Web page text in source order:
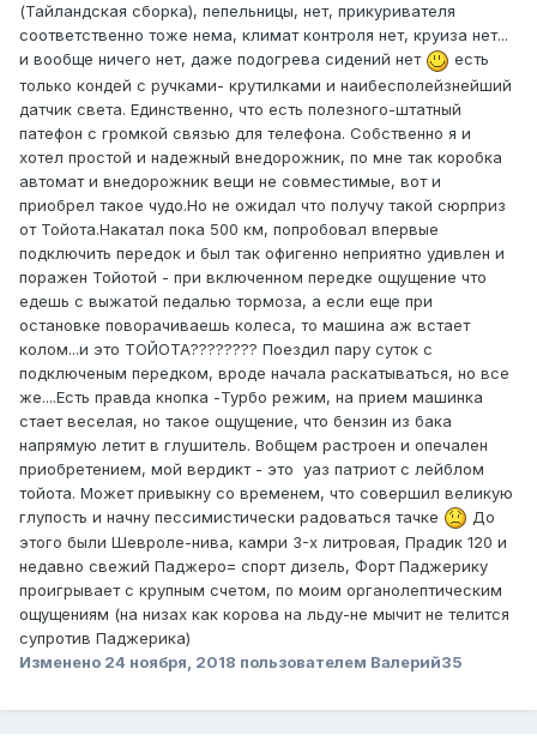
(Тайландская сборка), пепельницы, нет, прикуривателя
соответственно тоже нема, климат контроля нет, круиза нет...
и вообще ничего нет, даже подогрева сидений нет
есть
только кондей с ручками- крутилками и наибесполейзнейший
датчик света. Единственно, что есть полезного-штатный
патефон с громкой связью для телефона. Собственно я и
хотел простой и надежный внедорожник, по мне так коробка
автомат и внедорожник вещи не совместимые, вот и
приобрел такое чудо.Но не ожидал что получу такой сюрприз
от Тойота.Накатал пока 500 км, попробовал впервые
подключить передок и был так офигенно неприятно удивлен и
поражен Тойотой - при включенном передке ощущение что
едешь с выжатой педалью тормоза, а если еще при
остановке поворачиваешь колеса, то машина аж встает
колом...и это ТОЙОТА???????? Поездил пару суток с
подключеным передком, вроде начала раскатываться, но все
же....Есть правда кнопка -Турбо режим, на прием машинка
стает веселая, но такое ощущение, что бензин из бака
напрямую летит в глушитель. Вобщем растроен и опечален
приобретением, мой вердикт - это уаз патриот с лейблом
тойота. Может привыкну со временем, что совершил великую
глупость и начну пессимистически радоваться тачке
До
этого были Шевроле-нива, камри 3-х литровая, Прадик 120 и
недавно свежий Паджеро= спорт дизель, Форт Паджерику
проигрывает с крупным счетом, по моим органолептическим
ощущениям (на низах как корова на льду-не мычит не телится
супротив Паджерика)
Изменено 24 ноября, 2018 пользователем Валерий35